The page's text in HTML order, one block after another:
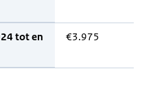
tot en
€3.975